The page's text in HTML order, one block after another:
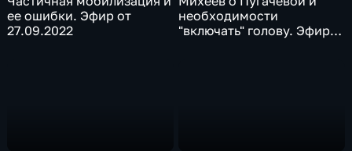
ее ошибки. Эфир от
27.09.2022
необходимости
"включать" голову. Эфир